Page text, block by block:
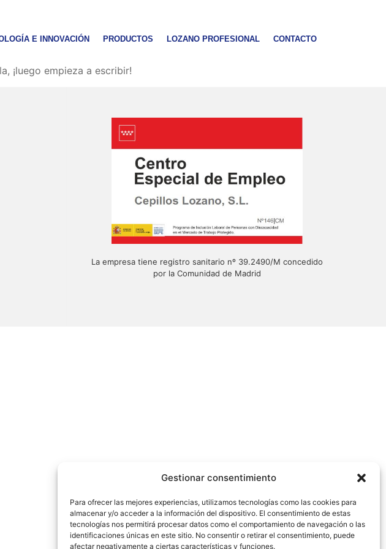
Gestionar consentimiento
Para ofrecer las mejores experiencias, utilizamos tecnologías como las cookies para
almacenar y/o acceder a la información del dispositivo. El consentimiento de estas
tecnologías nos permitirá procesar datos como el comportamiento de navegación o las
identificaciones únicas en este sitio. No consentir o retirar el consentimiento, puede
afectar negativamente a ciertas características y funciones.
E INNOVACIÓN PRODUCTOS LOZANO PROFESIONAL CONTACTO
¡luego empieza a escribir!
La empresa tiene registro sanitario nº 39.2490/M concedido
por la Comunidad de Madrid